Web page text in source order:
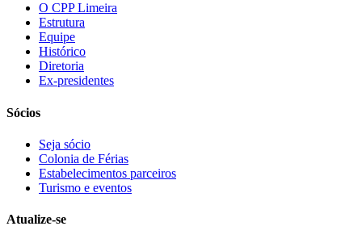
O CPP Limeira
Estrutura
Equipe
Histórico
Diretoria
Ex-presidentes
Sócios
Seja sócio
Colonia de Férias
Estabelecimentos parceiros
Turismo e eventos
Atualize-se